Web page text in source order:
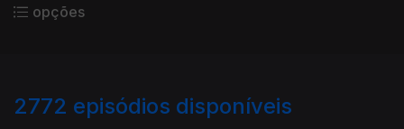
publicado pela Minotauro.
opções
2772 episódios disponíveis